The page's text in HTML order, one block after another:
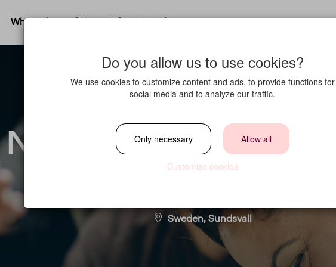
Where do you fit in? Life at Strawberry
Nattreceptionist,
Sweden, Sundsvall
Do you allow us to use cookies?
We use cookies to customize content and ads, to provide functions for
social media and to analyze our traffic.
Only necessary Allow all
Customize cookies